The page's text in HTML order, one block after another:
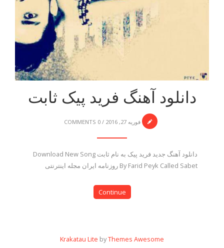
دانلود آهنگ فرید پیک ثابت
فوریه 27, 2016 /
0 COMMENTS
دانلود آهنگ جدید فرید پیک به نام ثابت Download New Song
By Farid Peyk Called Sabet روزنامه ایران مجله اینترنتی
Continue
Krakatau Lite byThemes Awesome